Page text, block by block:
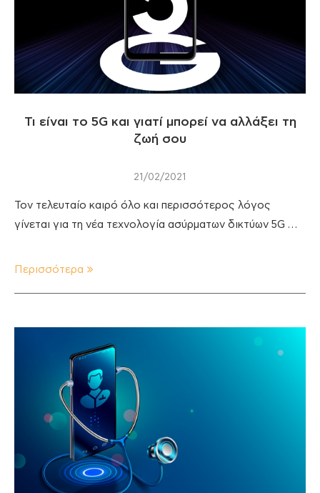
Τι είναι το 5G και γιατί μπορεί να αλλάξει τη
ζωή σου
21/02/2021
Τον τελευταίο καιρό όλο και περισσότερος λόγος
γίνεται για τη νέα τεχνολογία ασύρματων δικτύων 5G …
Περισσότερα